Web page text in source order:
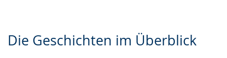
Die Geschichten im Überblick